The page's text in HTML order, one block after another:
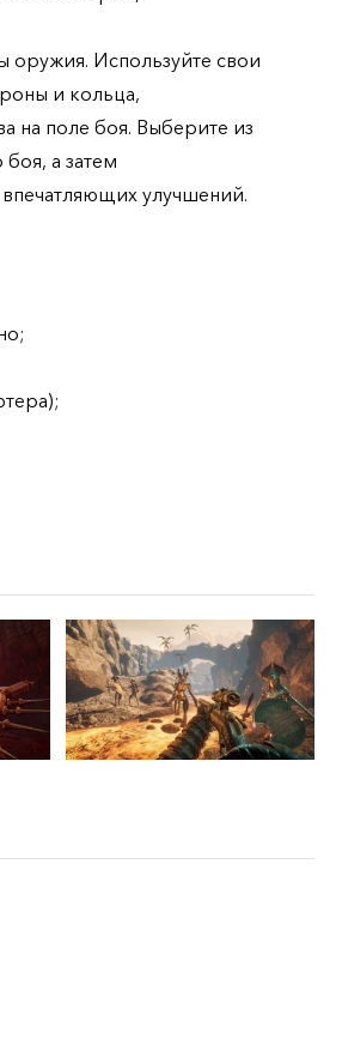
Используйте свои
и кольца,
на поле боя. Выберите из
а затем
улучшений.